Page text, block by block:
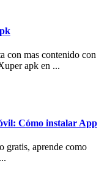
con mas contenido con
apk en ...
Cómo instalar App
gratis, aprende como